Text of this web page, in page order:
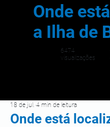
6474
visualizações
Onde
a Ilha de
Onde está
18 de jul. 4 min de leitura